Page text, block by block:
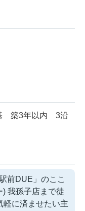
築3年以内
3沿
前DUE」のここ
我孫子店まで徒
軽に済ませたい主